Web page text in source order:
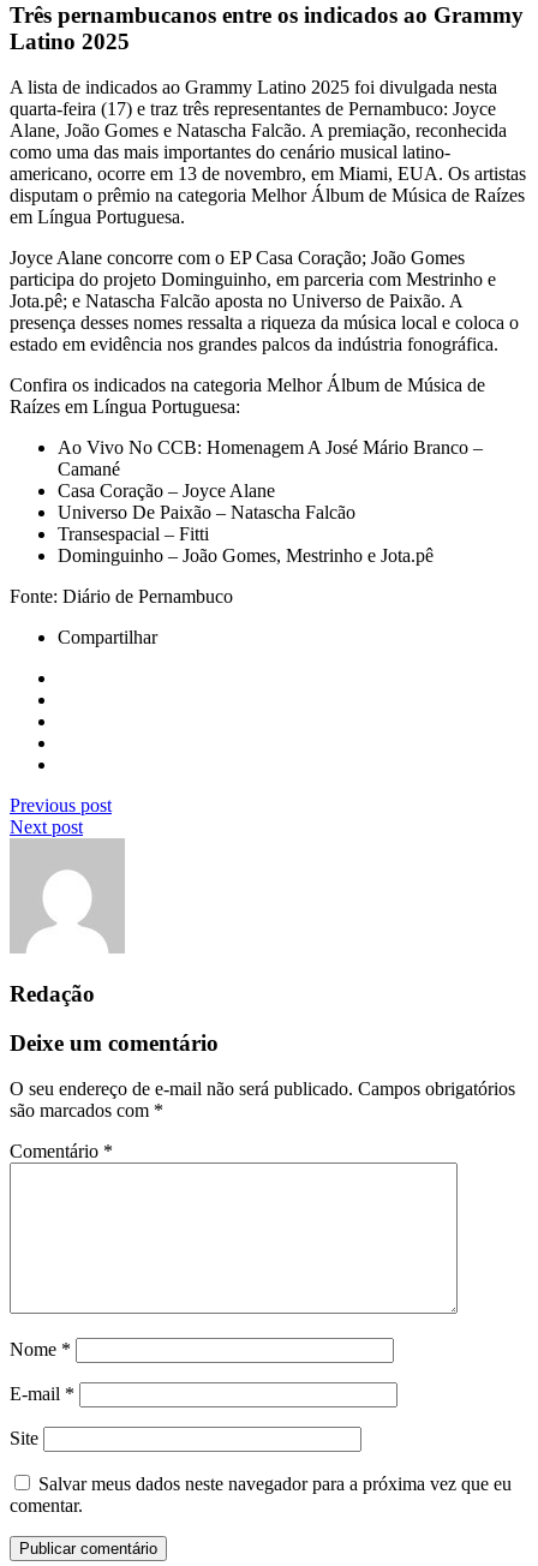
Três pernambucanos entre os indicados ao Grammy
Latino 2025
A lista de indicados ao Grammy Latino 2025 foi divulgada nesta
quarta-feira (17) e traz três representantes de Pernambuco: Joyce
Alane, João Gomes e Natascha Falcão. A premiação, reconhecida
como uma das mais importantes do cenário musical latino-
americano, ocorre em 13 de novembro, em Miami, EUA. Os artistas
disputam o prêmio na categoria Melhor Álbum de Música de Raízes
em Língua Portuguesa.
Joyce Alane concorre com o EP Casa Coração; João Gomes
participa do projeto Dominguinho, em parceria com Mestrinho e
Jota.pê; e Natascha Falcão aposta no Universo de Paixão. A
presença desses nomes ressalta a riqueza da música local e coloca o
estado em evidência nos grandes palcos da indústria fonográfica.
Confira os indicados na categoria Melhor Álbum de Música de
Raízes em Língua Portuguesa:
Ao Vivo No CCB: Homenagem A José Mário Branco –
Camané
Casa Coração – Joyce Alane
Universo De Paixão – Natascha Falcão
Transespacial – Fitti
Dominguinho – João Gomes, Mestrinho e Jota.pê
Fonte: Diário de Pernambuco
Compartilhar
Previous post
Next post
Redação
Deixe um comentário
O seu endereço de e-mail não será publicado. Campos obrigatórios
são marcados com *
Comentário *
Nome *
E-mail *
Site
Salvar meus dados neste navegador para a próxima vez que eu
comentar.